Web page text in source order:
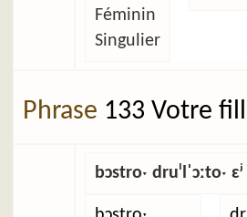
Féminin
Singulier
Phrase 133 Votre
bɔstroˑ druˡlˈɔːtoˑ